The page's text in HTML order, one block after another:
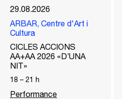
29.08.2026
ARBAR, Centre d'Art i
Cultura
CICLES ACCIONS
AA+AA 2026 «D’UNA
NIT»
18 – 21 h
Performance